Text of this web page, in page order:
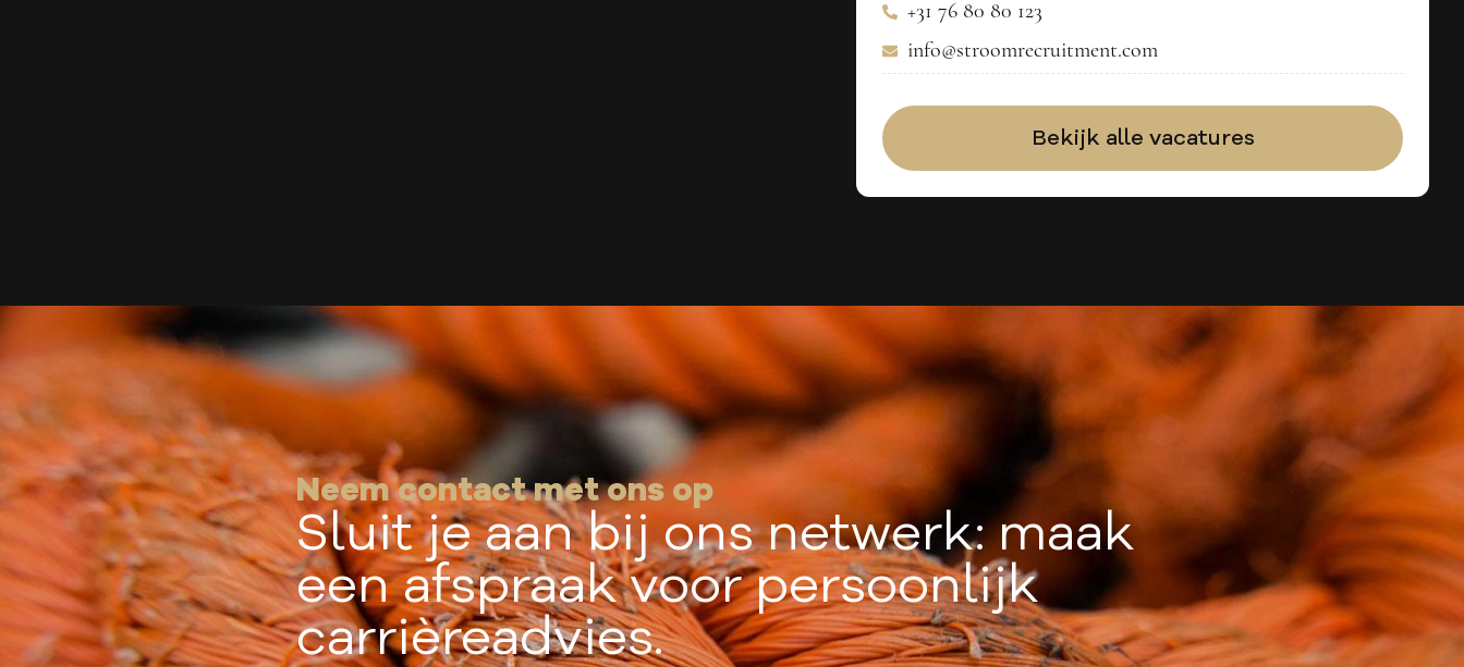
+31 76 80 80 123
info@stroomrecruitment.com
Bekijk alle vacatures
Neem contact met ons op
Sluit je aan bij ons netwerk: maak
een afspraak voor persoonlijk
carrièreadvies.